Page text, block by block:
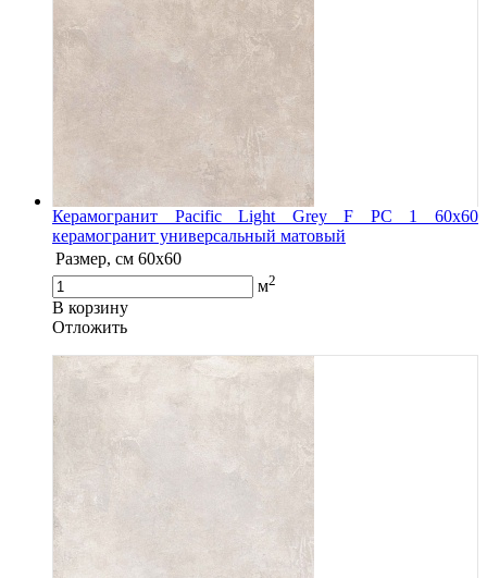
Керамогранит Pacific Light Grey F PC 1 60x60
керамогранит универсальный матовый
Размер, см 60x60
м2
В корзину
Oтложить